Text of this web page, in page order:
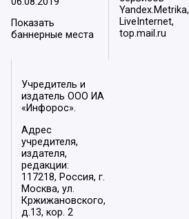
Показать
баннерные места
Yandex.Metrika,
LiveInternet,
top.mail.ru
Учредитель и
издатель ООО ИА
«Инфорос».
Адрес
учредителя,
издателя,
редакции:
117218, Россия, г.
Москва, ул.
Кржижановского,
д.13, кор. 2